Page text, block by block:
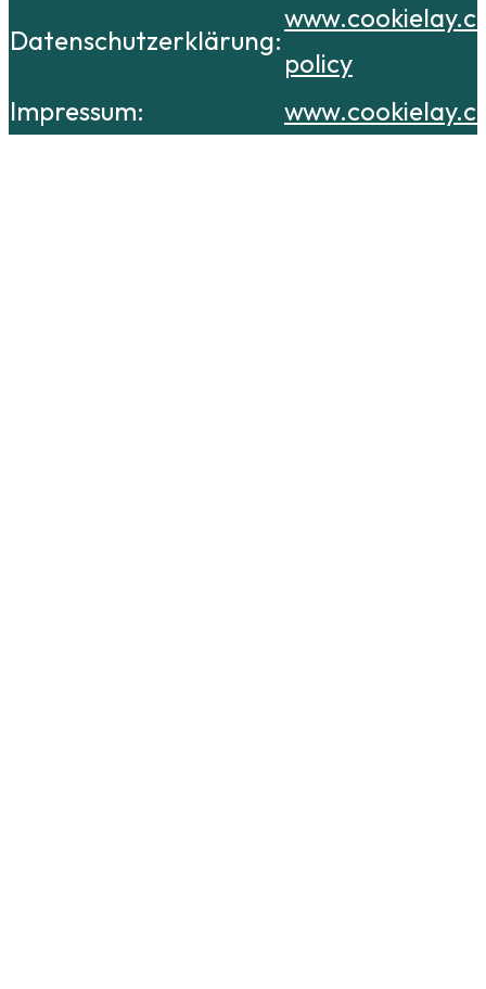
Datenschutzerklärung:
policy
Impressum: